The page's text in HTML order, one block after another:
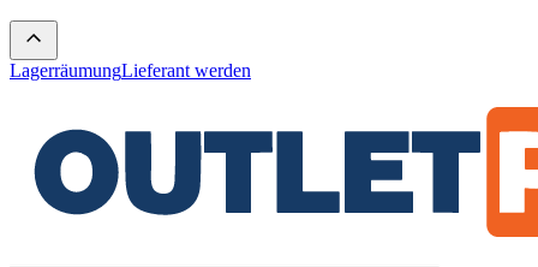
LagerräumungLieferant werden